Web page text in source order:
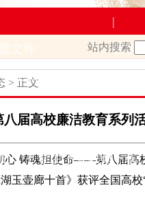
上级文件
|
教学
学生下载教师下载
站内搜索
> 正文
届高校廉洁教育系列
心 铸魂担使命——第八届高
玉壶廊十首》获评全国高